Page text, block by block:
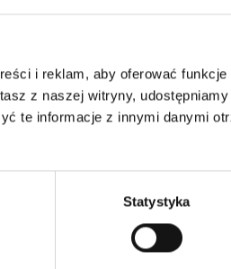
i reklam, aby oferować funkcje
z naszej witryny,
te informacje z innymi danymi
Statystyka
Zaloguj się
w Polsce